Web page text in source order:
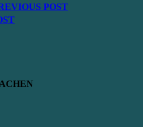
POST